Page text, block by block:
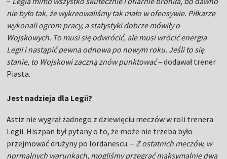
nie było tak, że wykreowaliśmy tak mało w ofensywie. Piłkarze
wykonali ogrom pracy, a statystyki dobrze mówiły o
Wojskowych. To musi się odwrócić, ale musi wrócić energia
Legii i nastąpić pewna odnowa po nowym roku. Jeśli to się
stanie, to Wojskowi zaczną znów punktować– dodawał trener
Piasta.
Jest nadzieja dla Legii?
Astiz nie wygrał żadnego z dziewięciu meczów w roli trenera
Legii. Hiszpan był pytany o to, że może nie trzeba było
przejmować drużyny po Iordanescu. –Z ostatnich meczów, w
normalnych warunkach, mogliśmy przegrać maksymalnie dwa